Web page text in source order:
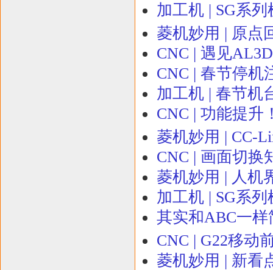
加工机 | SG系
菱机妙用 | 原点
CNC | 遇见
CNC | 春节停机
加工机 | 春节机
CNC | 功能提升
菱机妙用 | CC-
CNC | 画面切换
菱机妙用 | 人机
加工机 | SG系
其实和ABC一
CNC | G22移动
菱机妙用 | 新看